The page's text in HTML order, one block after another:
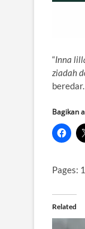
“Inna
ziadah
beredar.
Bagikan
Pages: 1
Related